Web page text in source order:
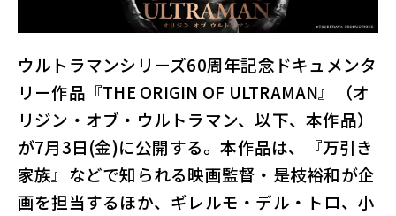
イ
ト
ウルトラマンシリーズ60周年記念ドキュメンタ
リー作品『THE ORIGIN OF ULTRAMAN』（オ
リジン・オブ・ウルトラマン、以下、本作品）
が7月3日(金)に公開する。本作品は、『万引き
家族』などで知られる映画監督・是枝裕和が企
画を担当するほか、ギレルモ・デル・トロ、小